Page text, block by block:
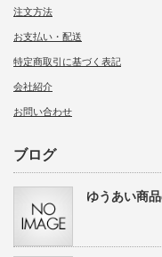
注文方法
お支払い・配送
特定商取引に基づく表記
会社紹介
お問い合わせ
ブログ
ゆうあい商